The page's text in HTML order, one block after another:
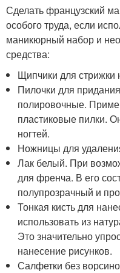
Сделать французский
особого труда, если
маникюрный набор и
средства:
Щипчики для стрижки
Пилочки для
полировочные.
пластиковые пилки.
ногтей.
Ножницы для
Лак белый. При
для френча. В его
полупрозрачный и
Тонкая кисть для
использовать из
Это значительно
нанесение рисунков.
Салфетки без